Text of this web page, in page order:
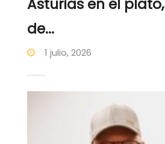
Asturias en el plato,
de...
1 julio, 2026